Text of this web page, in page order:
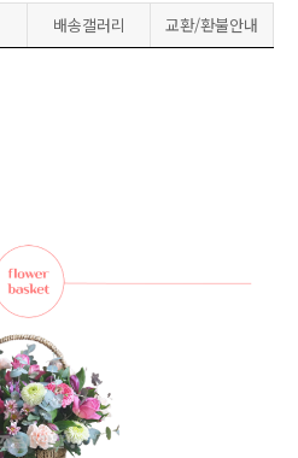
배송갤러리 교환/환불안내